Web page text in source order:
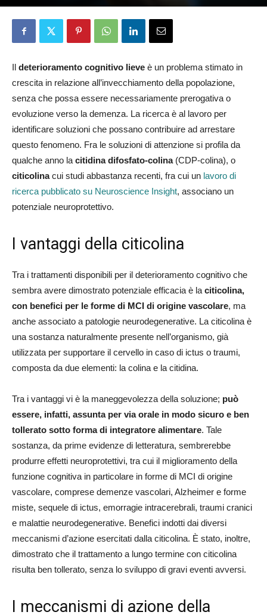
Il deterioramento cognitivo lieve è un problema stimato in
crescita in relazione all’invecchiamento della popolazione,
senza che possa essere necessariamente prerogativa o
evoluzione verso la demenza. La ricerca è al lavoro per
identificare soluzioni che possano contribuire ad arrestare
questo fenomeno. Fra le soluzioni di attenzione si profila da
qualche anno la citidina difosfato-colina(CDP-colina), o
citicolinacui studi abbastanza recenti, fra cui un lavoro di
ricerca pubblicato su Neuroscience Insight, associano un
potenziale neuroprotettivo.
I vantaggi della citicolina
Tra i trattamenti disponibili per il deterioramento cognitivo che
sembra avere dimostrato potenziale efficacia è la citicolina,
con benefici per le forme di MCI di origine vascolare, ma
anche associato a patologie neurodegenerative. La citicolina è
una sostanza naturalmente presente nell’organismo, già
utilizzata per supportare il cervello in caso di ictus o traumi,
composta da due elementi: la colina e la citidina.
Tra i vantaggi vi è la maneggevolezza della soluzione; può
essere, infatti, assunta per via orale in modo sicuro e ben
tollerato sotto forma di integratore alimentare. Tale
sostanza, da prime evidenze di letteratura, sembrerebbe
produrre effetti neuroprotettivi, tra cui il miglioramento della
funzione cognitiva in particolare in forme di MCI di origine
vascolare, comprese demenze vascolari, Alzheimer e forme
miste, sequele di ictus, emorragie intracerebrali, traumi cranici
e malattie neurodegenerative. Benefici indotti dai diversi
meccanismi d’azione esercitati dalla citicolina. È stato, inoltre,
dimostrato che il trattamento a lungo termine con citicolina
risulta ben tollerato, senza lo sviluppo di gravi eventi avversi.
I meccanismi di azione della